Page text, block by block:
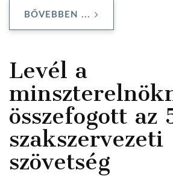
BŐVEBBEN ...
Levél a
összefogott az
szakszervezeti
szövetség